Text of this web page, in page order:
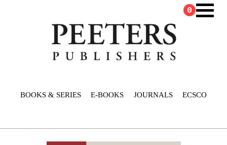
BOOKS & SERIES E-BOOKS JOURNALS ECSCO
0